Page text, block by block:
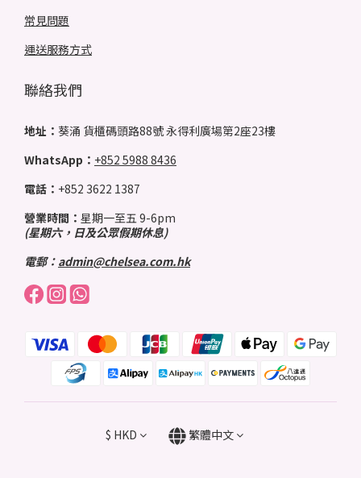
常見問題
運送服務方式
聯絡我們
地址： 葵涌 貨櫃碼頭路88號 永得利廣場第2座23樓
WhatsApp： +852 5988 8436
電話： +852 3622 1387
營業時間： 星期一至五 9-6pm
(星期六，日及公眾假期休息)
電郵： admin@chelsea.com.hk
$ HKD 繁體中文